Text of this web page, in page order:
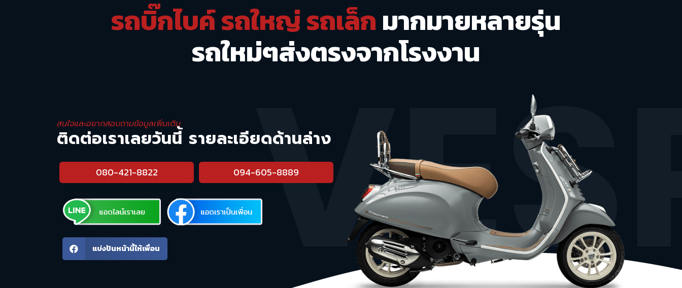
รถบิ๊กไบค์ รถใหญ่ รถเล็กมากมายหลายรุ่น
รถใหม่ๆส่งตรงจากโรงงาน
สนใจและอยากสอบถามข้อมูลเพิ่มเติม
ติดต่อเราเลยวันนี้ รายละเอียดด้านล่าง
080-421-8822 094-605-8889
แบ่งปันหน้านี้ให้เพื่อน